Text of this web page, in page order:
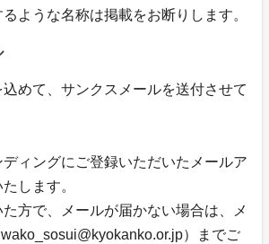
ような名称は掲載をお断りします。
めて、サンクスメールを送付させて
ィングにご登録いただいたメールア
します。
方で、メールが届かない場合は、メ
）までご